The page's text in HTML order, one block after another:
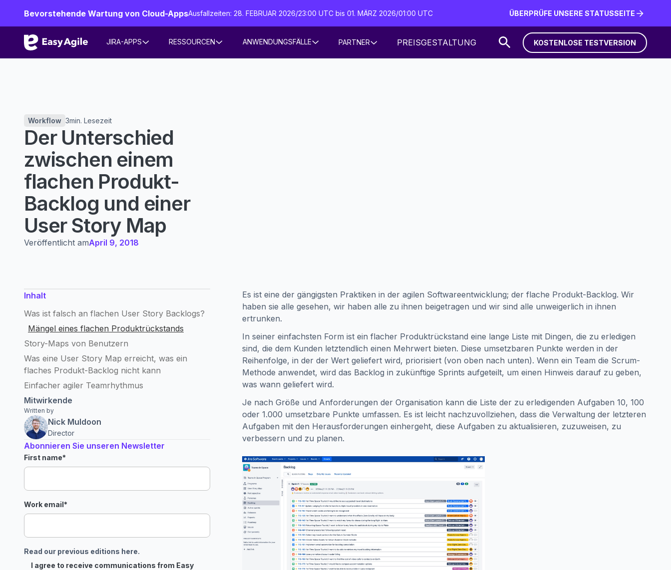
Bevorstehende Wartung von Cloud-AppsAusfallzeiten: 28. FEBRUAR 2026/23:00 UTC bis 01. MÄRZ 2026/01:00 UTC
ÜBERPRÜFE UNSERE STATUSSEITE
JIRA-APPS RESSOURCEN ANWENDUNGSFÄLLE PARTNER PREISGESTALTUNG
KOSTENLOSE TESTVERSION
KOSTENLOSE TESTVERSION
Workflow 3min. Lesezeit
Der Unterschied
zwischen einem
flachen Produkt-
Backlog und einer
User Story Map
Veröffentlicht amApril 9, 2018
Inhalt
Was ist falsch an flachen User Story Backlogs?
Mängel eines flachen Produktrückstands
Story-Maps von Benutzern
Was eine User Story Map erreicht, was ein
flaches Produkt-Backlog nicht kann
Einfacher agiler Teamrhythmus
Mitwirkende
Written by
Nick Muldoon
Director
Abonnieren Sie unseren Newsletter
First name*
Work email*
Read our previous editions here.
I agree to receive communications from Easy
Es ist eine der gängigsten Praktiken in der agilen Softwareentwicklung; der flache Produkt-Backlog. Wir
haben sie alle gesehen, wir haben alle zu ihnen beigetragen und wir sind alle unweigerlich in ihnen
ertrunken.
In seiner einfachsten Form ist ein flacher Produktrückstand eine lange Liste mit Dingen, die zu erledigen
sind, die dem Kunden letztendlich einen Mehrwert bieten. Diese umsetzbaren Punkte werden in der
Reihenfolge, in der der Wert geliefert wird, priorisiert (von oben nach unten). Wenn ein Team die Scrum-
Methode anwendet, wird das Backlog in zukünftige Sprints aufgeteilt, um einen Hinweis darauf zu geben,
was wann geliefert wird.
Je nach Größe und Anforderungen der Organisation kann die Liste der zu erledigenden Aufgaben 10, 100
oder 1.000 umsetzbare Punkte umfassen. Es ist leicht nachzuvollziehen, dass die Verwaltung der letzteren
Aufgaben mit den Herausforderungen einhergeht, diese Aufgaben zu aktualisieren, zuzuweisen, zu
verbessern und zu planen.